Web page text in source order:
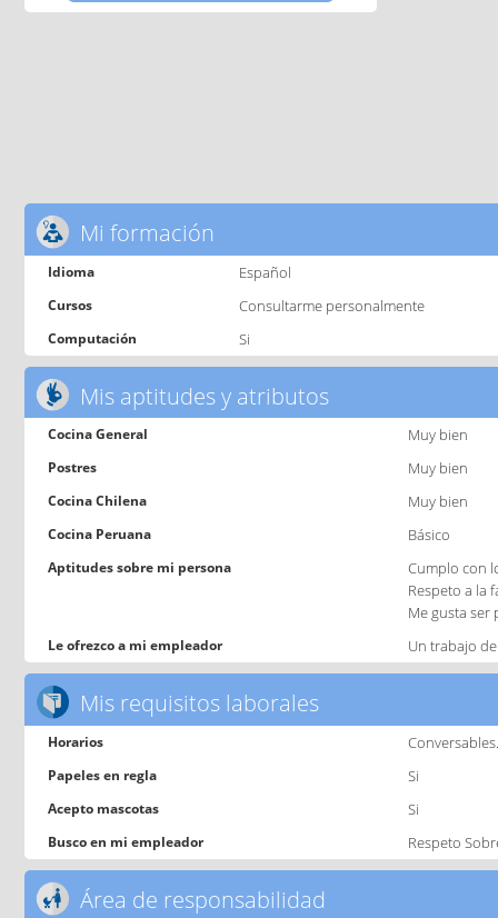
Mi formación
Idioma Español
Cursos Consultarme personalmente
Computación Si
Mis aptitudes y atributos
Cocina General Muy bien
Postres Muy bien
Cocina Chilena Muy bien
Cocina Peruana Básico
Aptitudes sobre mi persona
Cumplo con
Respeto a la
Me gusta ser
Le ofrezco a mi empleador Un trabajo
Mis requisitos laborales
Horarios
Papeles en regla Si
Acepto mascotas Si
Busco en mi empleador Respeto
Área de responsabilidad